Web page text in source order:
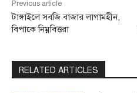
Previous article
টাঙ্গাইলে সবজি বাজার লাগামহীন,
বিপাকে নিম্নবিত্তরা
RELATED ARTICLES